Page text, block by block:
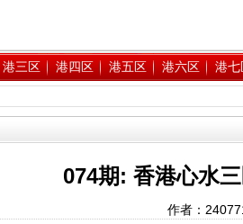
港三区 港四区 港五区 港六区 港七
074期: 香港心水
作者：